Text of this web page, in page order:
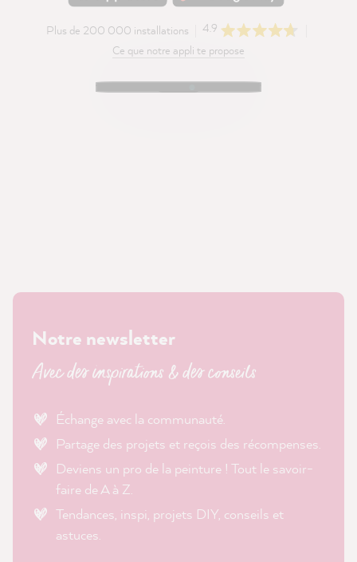
Plus de 200 000 installations
4.9
Ce que notre appli te propose
Notre newsletter
Avec des inspirations & des conseils
Échange avec la communauté.
Partage des projets et reçois des récompenses.
Deviens un pro de la peinture ! Tout le savoir-
faire de A à Z.
Tendances, inspi, projets DIY, conseils et
astuces.